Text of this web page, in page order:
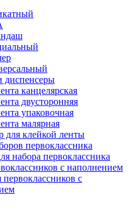
диспенсеры
канцелярская
двусторонняя
упаковочная
малярная
для клейкой ленты
первоклассника
набора первоклассника
с наполнением
с